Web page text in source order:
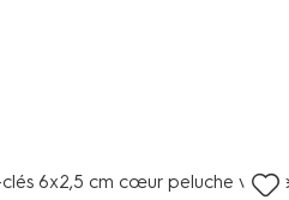
6x2,5 cm cœur peluche visage